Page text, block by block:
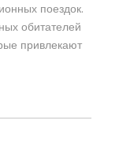
поездок.
обитателей
привлекают